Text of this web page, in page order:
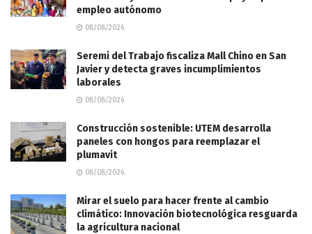
empleo autónomo
08/08/2026
Seremi del Trabajo fiscaliza Mall Chino en San
Javier y detecta graves incumplimientos
laborales
08/08/2026
Construcción sostenible: UTEM desarrolla
paneles con hongos para reemplazar el
plumavit
08/08/2026
Mirar el suelo para hacer frente al cambio
climático: Innovación biotecnológica resguarda
la agricultura nacional